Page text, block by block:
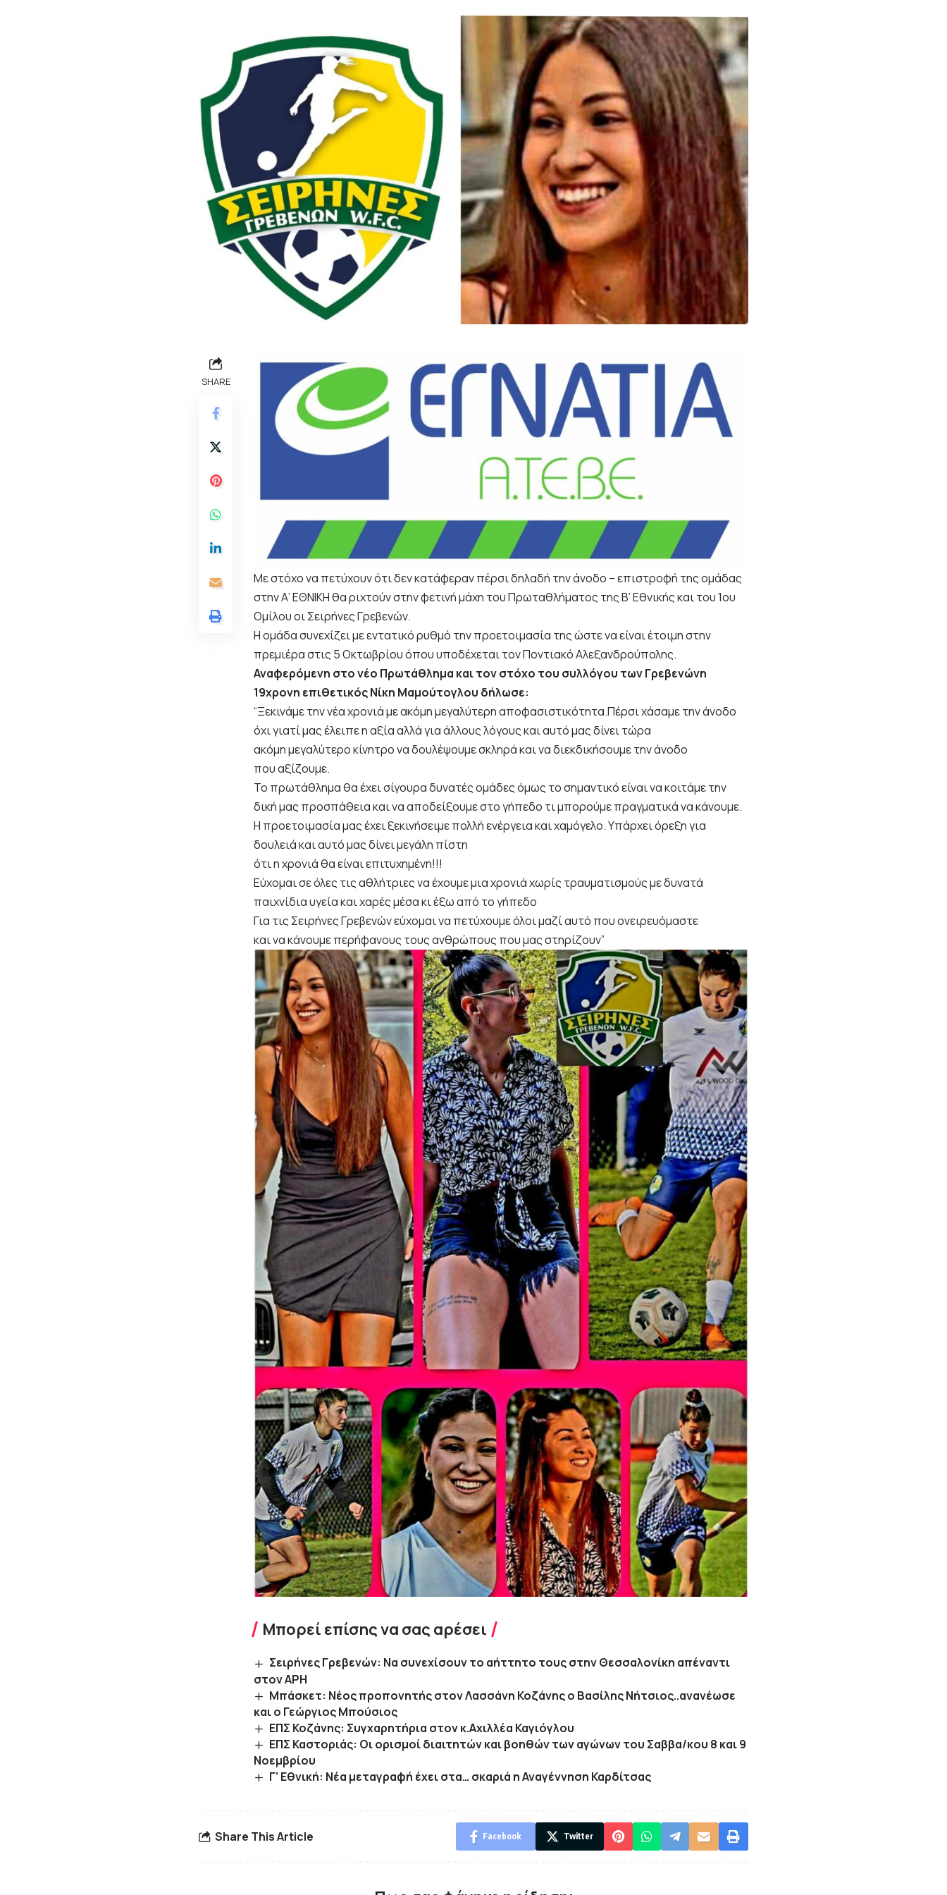
SHARE
Με στόχο να πετύχουν ότι δεν κατάφεραν πέρσι δηλαδή την άνοδο – επιστροφή της ομάδας
στην Α’ ΕΘΝΙΚΗ θα ριχτούν στην φετινή μάχη του Πρωταθλήματος της Β’ Εθνικής και του 1ου
Ομίλου οι Σειρήνες Γρεβενών.
Η ομάδα συνεχίζει με εντατικό ρυθμό την προετοιμασία της ώστε να είναι έτοιμη στην
πρεμιέρα στις 5 Οκτωβρίου όπου υποδέχεται τον Ποντιακό Αλεξανδρούπολης.
Αναφερόμενη στο νέο Πρωτάθλημα και τον στόχο του συλλόγου των Γρεβενώνη
19χρονη επιθετικός Νίκη Μαμούτογλου δήλωσε:
“Ξεκινάμε την νέα χρονιά με ακόμη μεγαλύτερη αποφασιστικότητα.Πέρσι χάσαμε την άνοδο
όχι γιατί μας έλειπε η αξία αλλά για άλλους λόγους και αυτό μας δίνει τώρα
ακόμη μεγαλύτερο κίνητρο να δουλέψουμε σκληρά και να διεκδικήσουμε την άνοδο
που αξίζουμε.
Το πρωτάθλημα θα έχει σίγουρα δυνατές ομάδες όμως το σημαντικό είναι να κοιτάμε την
δική μας προσπάθεια και να αποδείξουμε στο γήπεδο τι μπορούμε πραγματικά να κάνουμε.
Η προετοιμασία μας έχει ξεκινήσειμε πολλή ενέργεια και χαμόγελο. Υπάρχει όρεξη για
δουλειά και αυτό μας δίνει μεγάλη πίστη
ότι η χρονιά θα είναι επιτυχημένη!!!
Εύχομαι σε όλες τις αθλήτριες να έχουμε μια χρονιά χωρίς τραυματισμούς με δυνατά
παιχνίδια υγεία και χαρές μέσα κι έξω από το γήπεδο
Για τις Σειρήνες Γρεβενών εύχομαι να πετύχουμε όλοι μαζί αυτό που ονειρευόμαστε
και να κάνουμε περήφανους τους ανθρώπους που μας στηρίζουν”
Μπορεί επίσης να σας αρέσει
Σειρήνες Γρεβενών: Να συνεχίσουν το αήττητο τους στην Θεσσαλονίκη απέναντι
στον ΑΡΗ
Μπάσκετ: Νέος προπονητής στον Λασσάνη Κοζάνης ο Βασίλης Νήτσιος..ανανέωσε
και ο Γεώργιος Μπούσιος
ΕΠΣ Κοζάνης: Συγχαρητήρια στον κ.Αχιλλέα Καγιόγλου
ΕΠΣ Καστοριάς: Οι ορισμοί διαιτητών και βοηθών των αγώνων του Σαββα/κου 8 και 9
Νοεμβρίου
Γ’ Εθνική: Νέα μεταγραφή έχει στα… σκαριά η Αναγέννηση Καρδίτσας
Share This Article Facebook Twitter